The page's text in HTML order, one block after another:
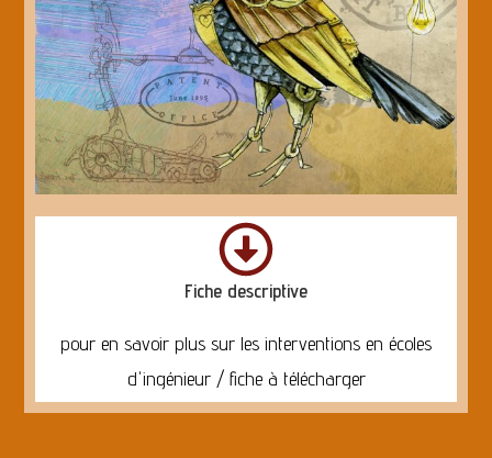
Fiche descriptive
pour en savoir plus sur les interventions en écoles
d'ingénieur / fiche à télécharger